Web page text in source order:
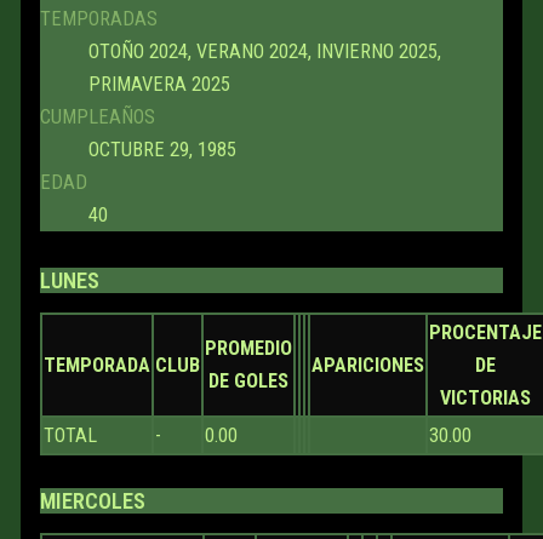
TEMPORADAS
OTOÑO 2024, VERANO 2024, INVIERNO 2025,
PRIMAVERA 2025
CUMPLEAÑOS
OCTUBRE 29, 1985
EDAD
40
LUNES
TEMPORADA CLUB
PROMEDIO
DE GOLES
APARICIONES
PROCENTAJE
DE
VICTORIAS
TOTAL
- 0.00 30.00
MIERCOLES